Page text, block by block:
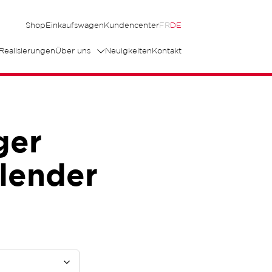
ShopEinkaufswagenKundencenterFRDE
Über uns NeuigkeitenKontakt